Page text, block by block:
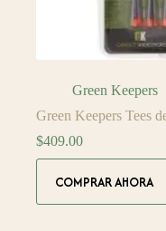
Green Keepers
Green Keepers Tees
$409.00
COMPRAR AHORA